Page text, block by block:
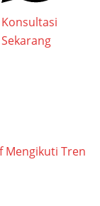
Konsultasi
Sekarang
Mengikuti Tren